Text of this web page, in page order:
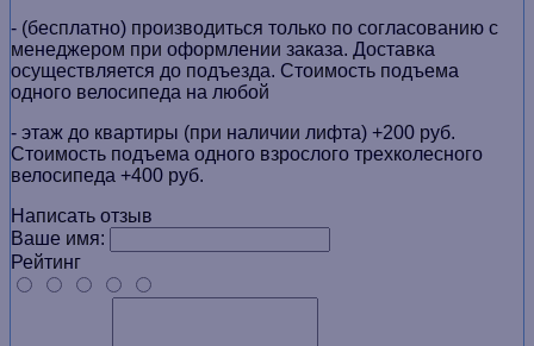
- (бесплатно) производиться только по cогласованию с
менеджером при оформлении заказа. Доставка
осуществляется до подъезда. Стоимость подъема
одного велосипеда на любой
- этаж до квартиры (при наличии лифта) +200 руб.
Стоимость подъема одного взрослого трехколесного
велосипеда +400 руб.
Написать отзыв
Ваше имя:
Рейтинг